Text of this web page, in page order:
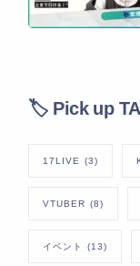
🏷️ Pick up
17LIVE (3)
VTUBER (8)
イベント (13)